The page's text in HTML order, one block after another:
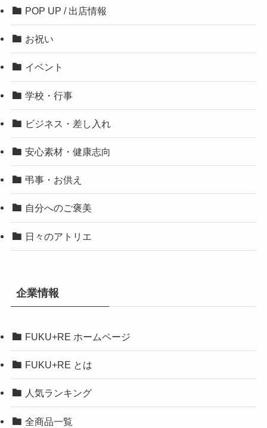
POP UP / 出店情報
お祝い
イベント
学校・行事
ビジネス・差し入れ
安心素材・健康志向
弔事・お供え
自分へのご褒美
日々のアトリエ
企業情報
FUKU+RE ホームページ
FUKU+RE とは
人気ランキング
全商品一覧